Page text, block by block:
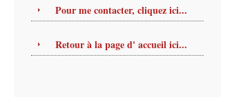
Pour me contacter, cliquez ici...
Retour à la page d' accueil ici...